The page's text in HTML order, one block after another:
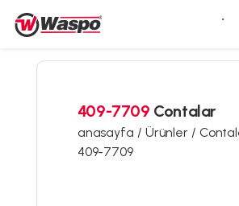
409-7709 Contalar
anasayfa / Ürünler /
409-7709